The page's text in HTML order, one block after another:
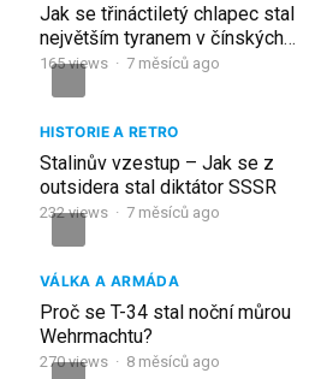
Jak se třináctiletý chlapec stal
největším tyranem v čínských
dějinách
165views · 7 měsíců ago
HISTORIE A RETRO
Stalinův vzestup – Jak se z
outsidera stal diktátor SSSR
232views · 7 měsíců ago
VÁLKA A ARMÁDA
Proč se T-34 stal noční můrou
Wehrmachtu?
270views · 8 měsíců ago